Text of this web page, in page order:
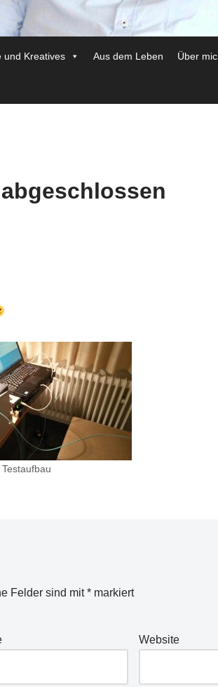
und Kreatives Aus dem Leben Über
Testaufbau
Felder sind mit* markiert
Website